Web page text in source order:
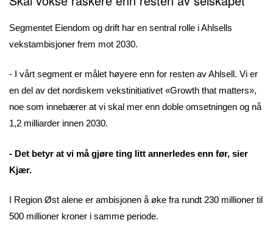
Segmentet Eiendom og drift har en sentral rolle i Ahlsells
vekstambisjoner frem mot 2030.
- I vårt segment er målet høyere enn for resten av Ahlsell. Vi er
en del av det nordiskem vekstinitiativet «Growth that matters»,
noe som innebærer at vi skal mer enn doble omsetningen og nå
1,2 milliarder innen 2030.
- Det betyr at vi må gjøre ting litt annerledes enn før, sier
Kjær.
I Region Øst alene er ambisjonen å øke fra rundt 230 millioner til
500 millioner kroner i samme periode.